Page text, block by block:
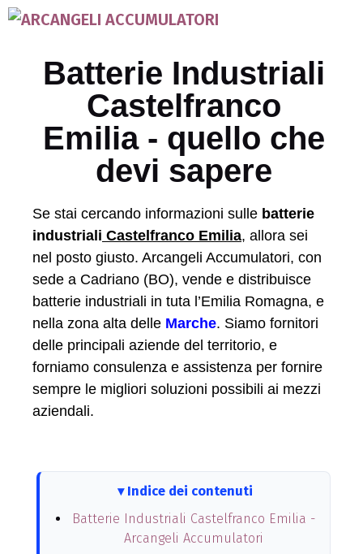
Batterie Industriali
Castelfranco
Emilia - quello che
devi sapere
Se stai cercando informazioni sulle batterie
industriali Castelfranco Emilia, allora sei
nel posto giusto. Arcangeli Accumulatori, con
sede a Cadriano (BO), vende e distribuisce
batterie industriali in tuta l’Emilia Romagna, e
nella zona alta delle Marche. Siamo fornitori
delle principali aziende del territorio, e
forniamo consulenza e assistenza per fornire
sempre le migliori soluzioni possibili ai mezzi
aziendali.
Indice dei contenuti
Batterie Industriali Castelfranco Emilia -
Arcangeli Accumulatori